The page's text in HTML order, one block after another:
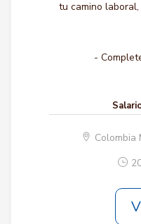
tu camino
-
Colombia